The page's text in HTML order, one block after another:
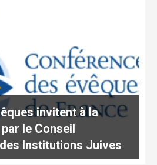
invitent à la
le Conseil
Institutions Juives